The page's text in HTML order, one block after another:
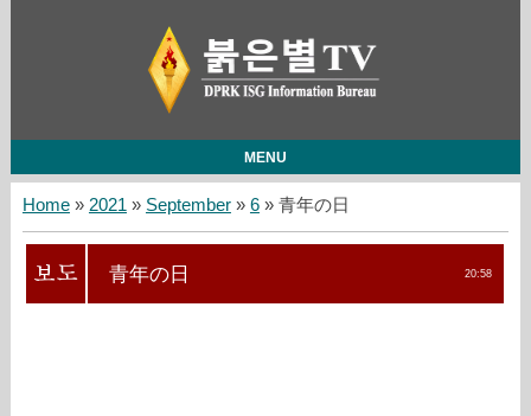
MENU
Home» 2021 » September » 6» 青年の日
20:58
青年の日